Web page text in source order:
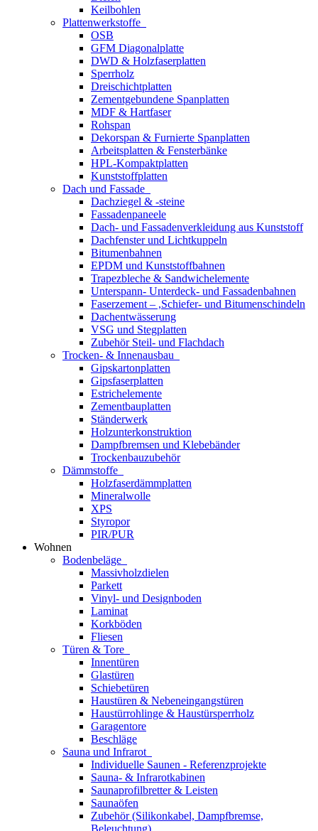
Keilbohlen
Plattenwerkstoffe
OSB
GFM Diagonalplatte
DWD & Holzfaserplatten
Sperrholz
Dreischichtplatten
Zementgebundene Spanplatten
MDF & Hartfaser
Rohspan
Dekorspan & Furnierte Spanplatten
Arbeitsplatten & Fensterbänke
HPL-Kompaktplatten
Kunststoffplatten
Dach und Fassade
Dachziegel & -steine
Fassadenpaneele
Dach- und Fassadenverkleidung aus Kunststoff
Dachfenster und Lichtkuppeln
Bitumenbahnen
EPDM und Kunststoffbahnen
Trapezbleche & Sandwichelemente
Unterspann- Unterdeck- und Fassadenbahnen
Faserzement – ,Schiefer- und Bitumenschindeln
Dachentwässerung
VSG und Stegplatten
Zubehör Steil- und Flachdach
Trocken- & Innenausbau
Gipskartonplatten
Gipsfaserplatten
Estrichelemente
Zementbauplatten
Ständerwerk
Holzunterkonstruktion
Dampfbremsen und Klebebänder
Trockenbauzubehör
Dämmstoffe
Holzfaserdämmplatten
Mineralwolle
XPS
Styropor
PIR/PUR
Wohnen
Bodenbeläge
Massivholzdielen
Parkett
Vinyl- und Designboden
Laminat
Korkböden
Fliesen
Türen & Tore
Innentüren
Glastüren
Schiebetüren
Haustüren & Nebeneingangstüren
Haustürrohlinge & Haustürsperrholz
Garagentore
Beschläge
Sauna und Infrarot
Individuelle Saunen - Referenzprojekte
Sauna- & Infrarotkabinen
Saunaprofilbretter & Leisten
Saunaöfen
Zubehör (Silikonkabel, Dampfbremse,
Beleuchtung)